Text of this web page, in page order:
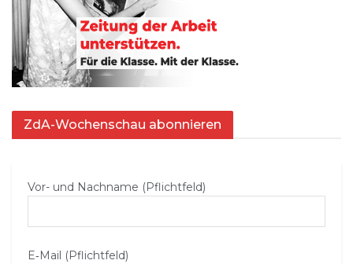
ZdA-Wochenschau abonnieren
Vor- und Nachname (Pflichtfeld)
E‑Mail (Pflichtfeld)